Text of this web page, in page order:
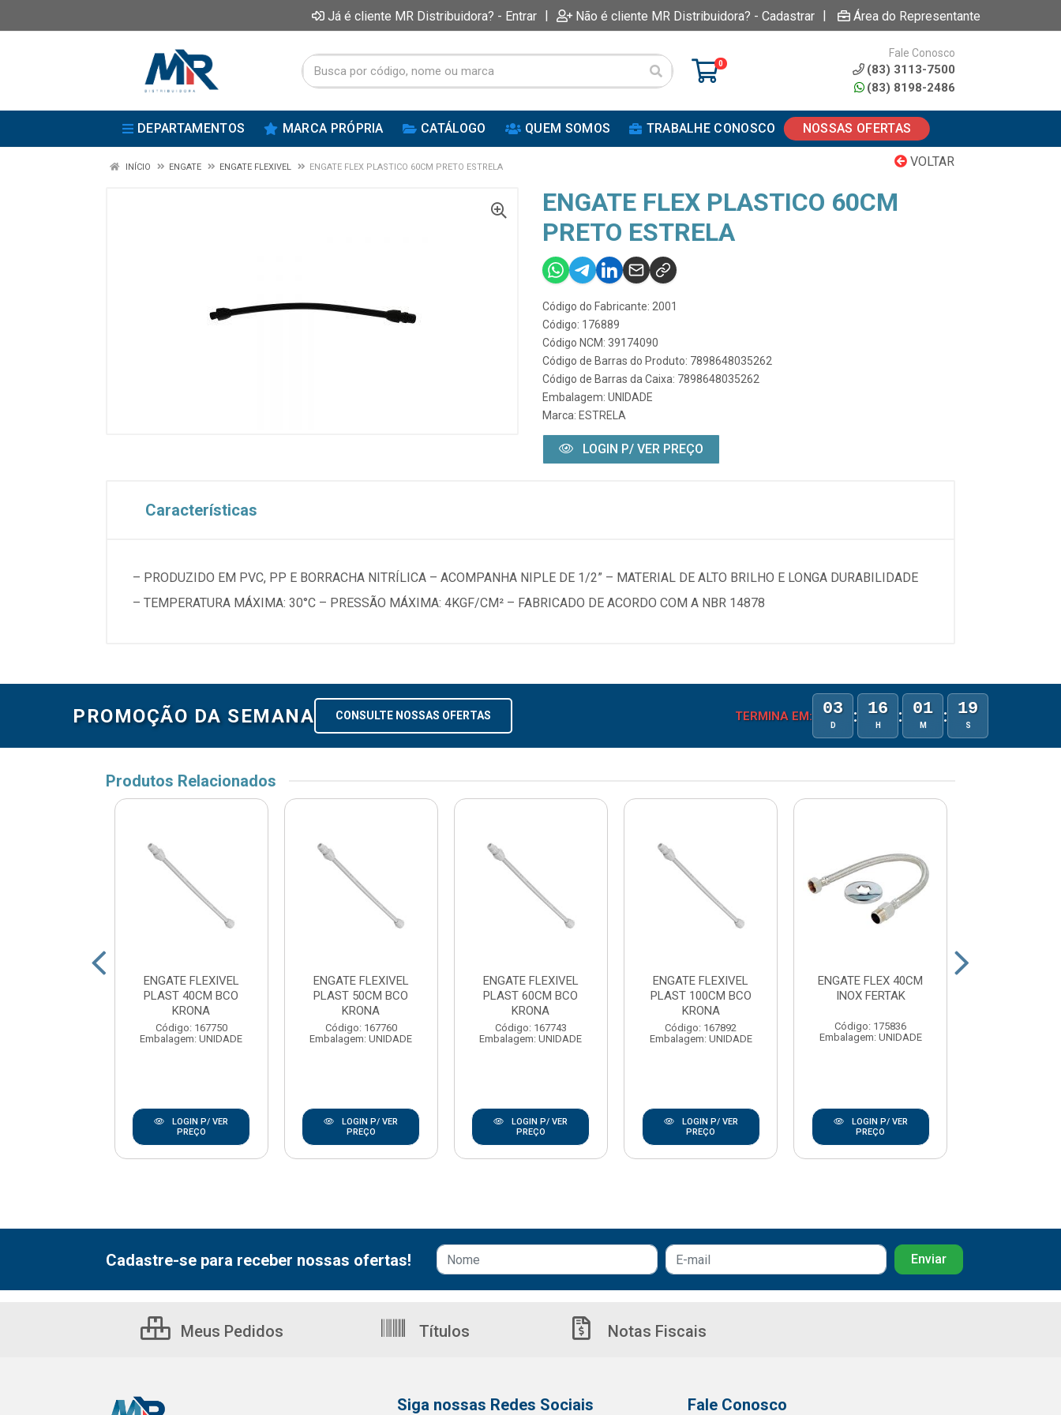
Já é cliente MR Distribuidora? - Entrar | Não é cliente MR Distribuidora? - Cadastrar | Área do Representante
0
Fale Conosco
(83) 3113-7500
(83) 8198-2486
DEPARTAMENTOS MARCA PRÓPRIA CATÁLOGO QUEM SOMOS TRABALHE CONOSCO NOSSAS OFERTAS
VOLTAR
INÍCIO ENGATE ENGATE FLEXIVEL ENGATE FLEX PLASTICO 60CM PRETO ESTRELA
ENGATE FLEX PLASTICO 60CM
PRETO ESTRELA
Código do Fabricante: 2001
Código: 176889
Código NCM: 39174090
Código de Barras do Produto: 7898648035262
Código de Barras da Caixa: 7898648035262
Embalagem: UNIDADE
Marca: ESTRELA
LOGIN P/ VER PREÇO
Características
– PRODUZIDO EM PVC, PP E BORRACHA NITRÍLICA – ACOMPANHA NIPLE DE 1/2” – MATERIAL DE ALTO BRILHO E LONGA DURABILIDADE
– TEMPERATURA MÁXIMA: 30°C – PRESSÃO MÁXIMA: 4KGF/CM² – FABRICADO DE ACORDO COM A NBR 14878
PROMOÇÃO DA SEMANA CONSULTE NOSSAS OFERTAS TERMINA EM: 03
D : 16
H : 01
M : 19
S
Produtos Relacionados
ENGATE FLEXIVEL
PLAST 40CM BCO
KRONA
Código: 167750
Embalagem: UNIDADE
LOGIN P/ VER
PREÇO
ENGATE FLEXIVEL
PLAST 50CM BCO
KRONA
Código: 167760
Embalagem: UNIDADE
LOGIN P/ VER
PREÇO
ENGATE FLEXIVEL
PLAST 60CM BCO
KRONA
Código: 167743
Embalagem: UNIDADE
LOGIN P/ VER
PREÇO
ENGATE FLEXIVEL
PLAST 100CM BCO
KRONA
Código: 167892
Embalagem: UNIDADE
LOGIN P/ VER
PREÇO
ENGATE FLEX 40CM
INOX FERTAK
Código: 175836
Embalagem: UNIDADE
LOGIN P/ VER
PREÇO
Cadastre-se para receber nossas ofertas!
Meus Pedidos Títulos Notas Fiscais
Siga nossas Redes Sociais Fale Conosco